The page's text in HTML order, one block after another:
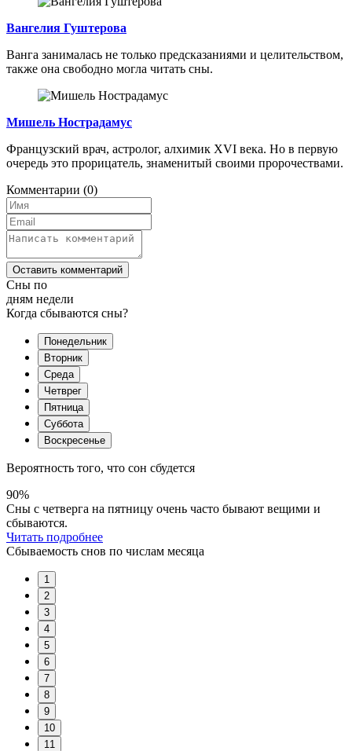
Вангелия Гуштерова
Ванга занималась не только предсказаниями и целительством,
также она свободно могла читать сны.
Мишель Нострадамус
Французский врач, астролог, алхимик XVI века. Но в первую
очередь это прорицатель, знаменитый своими пророчествами.
Комментарии (0)
Оставить комментарий
Сны по
дням недели
Когда сбываются сны?
Понедельник
Вторник
Среда
Четврег
Пятница
Суббота
Воскресенье
Вероятность того, что сон сбудется
90%
Сны с четверга на пятницу очень часто бывают вещими и
сбываются.
Читать подробнее
Сбываемость снов по числам месяца
1
2
3
4
5
6
7
8
9
10
11